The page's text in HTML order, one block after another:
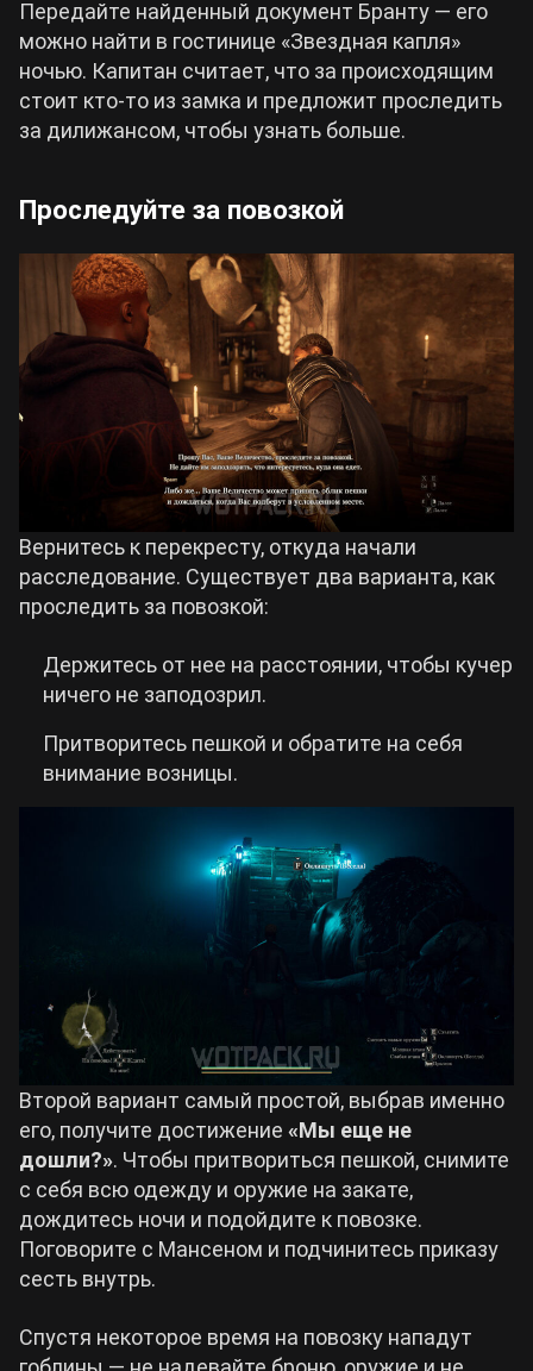
Передайте найденный документ Бранту — его
можно найти в гостинице «Звездная капля»
ночью. Капитан считает, что за происходящим
стоит кто-то из замка и предложит проследить
за дилижансом, чтобы узнать больше.
Проследуйте за повозкой
Вернитесь к перекресту, откуда начали
расследование. Существует два варианта, как
проследить за повозкой:
Держитесь от нее на расстоянии, чтобы кучер
ничего не заподозрил.
Притворитесь пешкой и обратите на себя
внимание возницы.
Второй вариант самый простой, выбрав именно
его, получите достижение «Мы еще не
дошли?». Чтобы притвориться пешкой, снимите
с себя всю одежду и оружие на закате,
дождитесь ночи и подойдите к повозке.
Поговорите с Мансеном и подчинитесь приказу
сесть внутрь.
Спустя некоторое время на повозку нападут